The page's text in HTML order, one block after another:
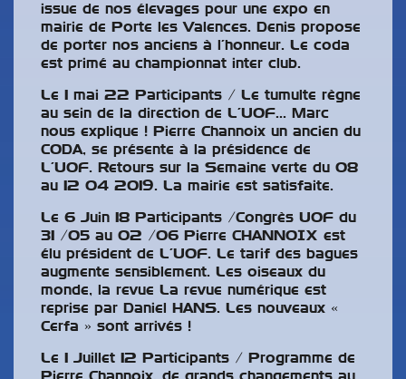
issue de nos élevages pour une expo en
mairie de Porte les Valences. Denis propose
de porter nos anciens à l’honneur. Le coda
est primé au championnat inter club.
Le 1 mai 22 Participants / Le tumulte règne
au sein de la direction de L’UOF… Marc
nous explique ! Pierre Channoix un ancien du
CODA, se présente à la présidence de
L’UOF. Retours sur la Semaine verte du 08
au 12 04 2019. La mairie est satisfaite.
Le 6 Juin 18 Participants /Congrès UOF du
31 /05 au 02 /06 Pierre CHANNOIX est
élu président de L’UOF. Le tarif des bagues
augmente sensiblement. Les oiseaux du
monde, la revue La revue numérique est
reprise par Daniel HANS. Les nouveaux «
Cerfa » sont arrivés !
Le 1 Juillet 12 Participants / Programme de